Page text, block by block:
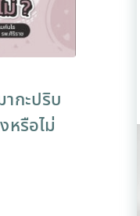
กะปริบ
หรือไม่